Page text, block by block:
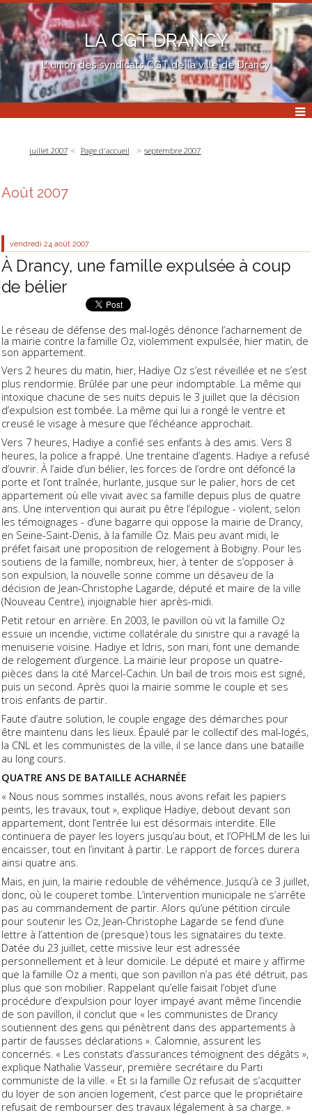
LA CGT DRANCY
L' union des syndicats CGT de la ville de Drancy
juillet 2007 Page d'accueil septembre 2007
Août 2007
vendredi 24 août 2007
À Drancy, une famille expulsée à coup
de bélier
Le réseau de défense des mal-logés dénonce l’acharnement de
la mairie contre la famille Oz, violemment expulsée, hier matin, de
son appartement.
Vers 2 heures du matin, hier, Hadiye Oz s’est réveillée et ne s’est
plus rendormie. Brûlée par une peur indomptable. La même qui
intoxique chacune de ses nuits depuis le 3 juillet que la décision
d’expulsion est tombée. La même qui lui a rongé le ventre et
creusé le visage à mesure que l’échéance approchait.
Vers 7 heures, Hadiye a confié ses enfants à des amis. Vers 8
heures, la police a frappé. Une trentaine d’agents. Hadiye a refusé
d’ouvrir. À l’aide d’un bélier, les forces de l’ordre ont défoncé la
porte et l’ont traînée, hurlante, jusque sur le palier, hors de cet
appartement où elle vivait avec sa famille depuis plus de quatre
ans. Une intervention qui aurait pu être l’épilogue - violent, selon
les témoignages - d’une bagarre qui oppose la mairie de Drancy,
en Seine-Saint-Denis, à la famille Oz. Mais peu avant midi, le
préfet faisait une proposition de relogement à Bobigny. Pour les
soutiens de la famille, nombreux, hier, à tenter de s’opposer à
son expulsion, la nouvelle sonne comme un désaveu de la
décision de Jean-Christophe Lagarde, député et maire de la ville
(Nouveau Centre), injoignable hier après-midi.
Petit retour en arrière. En 2003, le pavillon où vit la famille Oz
essuie un incendie, victime collatérale du sinistre qui a ravagé la
menuiserie voisine. Hadiye et Idris, son mari, font une demande
de relogement d’urgence. La mairie leur propose un quatre-
pièces dans la cité Marcel-Cachin. Un bail de trois mois est signé,
puis un second. Après quoi la mairie somme le couple et ses
trois enfants de partir.
Faute d’autre solution, le couple engage des démarches pour
être maintenu dans les lieux. Épaulé par le collectif des mal-logés,
la CNL et les communistes de la ville, il se lance dans une bataille
au long cours.
QUATRE ANS DE BATAILLE ACHARNÉE
« Nous nous sommes installés, nous avons refait les papiers
peints, les travaux, tout », explique Hadiye, debout devant son
appartement, dont l’entrée lui est désormais interdite. Elle
continuera de payer les loyers jusqu’au bout, et l’OPHLM de les lui
encaisser, tout en l’invitant à partir. Le rapport de forces durera
ainsi quatre ans.
Mais, en juin, la mairie redouble de véhémence. Jusqu’à ce 3 juillet,
donc, où le couperet tombe. L’intervention municipale ne s’arrête
pas au commandement de partir. Alors qu’une pétition circule
pour soutenir les Oz, Jean-Christophe Lagarde se fend d’une
lettre à l’attention de (presque) tous les signataires du texte.
Datée du 23 juillet, cette missive leur est adressée
personnellement et à leur domicile. Le député et maire y affirme
que la famille Oz a menti, que son pavillon n’a pas été détruit, pas
plus que son mobilier. Rappelant qu’elle faisait l’objet d’une
procédure d’expulsion pour loyer impayé avant même l’incendie
de son pavillon, il conclut que « les communistes de Drancy
soutiennent des gens qui pénètrent dans des appartements à
partir de fausses déclarations ». Calomnie, assurent les
concernés. « Les constats d’assurances témoignent des dégâts »,
explique Nathalie Vasseur, première secrétaire du Parti
communiste de la ville. « Et si la famille Oz refusait de s’acquitter
du loyer de son ancien logement, c’est parce que le propriétaire
refusait de rembourser des travaux légalement à sa charge. »